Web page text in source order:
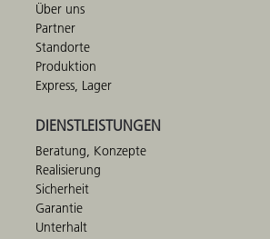
Über uns
Partner
Standorte
Produktion
Express, Lager
DIENSTLEISTUNGEN
Beratung, Konzepte
Realisierung
Sicherheit
Garantie
Unterhalt